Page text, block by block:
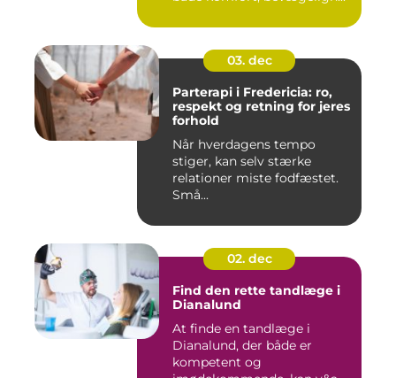
03. dec
Parterapi i Fredericia: ro,
respekt og retning for jeres
forhold
Når hverdagens tempo
stiger, kan selv stærke
relationer miste fodfæstet.
Små...
02. dec
Find den rette tandlæge i
Dianalund
At finde en tandlæge i
Dianalund, der både er
kompetent og